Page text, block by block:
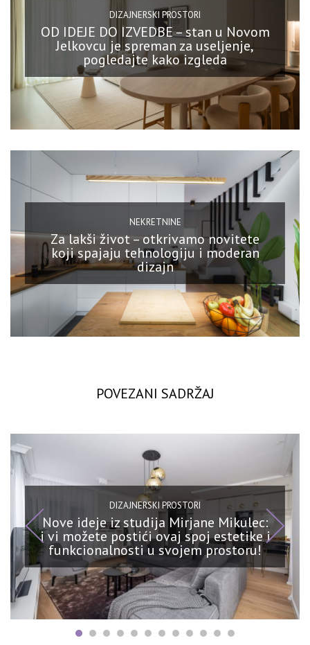
DIZAJNERSKI PROSTORI
OD IDEJE DO IZVEDBE – stan u Novom
Jelkovcu je spreman za useljenje,
pogledajte kako izgleda
NEKRETNINE
Za lakši život – otkrivamo novitete
koji spajaju tehnologiju i moderan
dizajn
POVEZANI SADRŽAJ
DIZAJNERSKI PROSTORI
Nove ideje iz studija Mirjane Mikulec:
i vi možete postići ovaj spoj estetike i
funkcionalnosti u svojem prostoru!